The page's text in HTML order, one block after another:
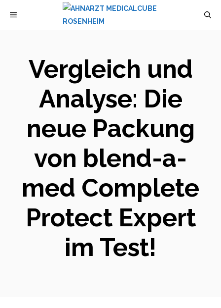
MENÜ
Vergleich und
Analyse: Die
neue Packung
von blend-a-
med Complete
Protect Expert
im Test!